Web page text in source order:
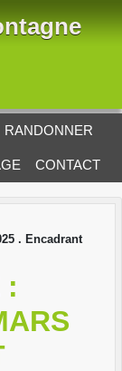
RANDONNER
CONTACT
. Encadrant
: